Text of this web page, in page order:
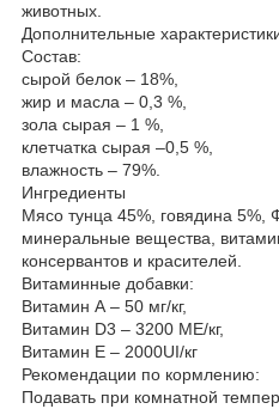
животных.
Дополнительные
Состав:
сырой белок – 18%,
жир и масла – 0,3 %,
зола сырая – 1 %,
клетчатка сырая –0,5 %,
влажность – 79%.
Ингредиенты
Мясо тунца 45%, говядина
минеральные вещества,
консервантов и красителей.
Витаминные добавки:
Витамин А – 50 мг/кг,
Витамин D3 – 3200 МЕ/кг,
Витамин Е – 2000UI/кг
Рекомендации по кормлению:
Подавать при комнатной